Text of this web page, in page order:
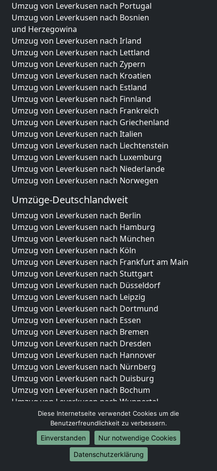
Umzug von Leverkusen nach Portugal
Umzug von Leverkusen nach Bosnien
und Herzegowina
Umzug von Leverkusen nach Irland
Umzug von Leverkusen nach Lettland
Umzug von Leverkusen nach Zypern
Umzug von Leverkusen nach Kroatien
Umzug von Leverkusen nach Estland
Umzug von Leverkusen nach Finnland
Umzug von Leverkusen nach Frankreich
Umzug von Leverkusen nach Griechenland
Umzug von Leverkusen nach Italien
Umzug von Leverkusen nach Liechtenstein
Umzug von Leverkusen nach Luxemburg
Umzug von Leverkusen nach Niederlande
Umzug von Leverkusen nach Norwegen
Umzüge-Deutschlandweit
Umzug von Leverkusen nach Berlin
Umzug von Leverkusen nach Hamburg
Umzug von Leverkusen nach München
Umzug von Leverkusen nach Köln
Umzug von Leverkusen nach Frankfurt am Main
Umzug von Leverkusen nach Stuttgart
Umzug von Leverkusen nach Düsseldorf
Umzug von Leverkusen nach Leipzig
Umzug von Leverkusen nach Dortmund
Umzug von Leverkusen nach Essen
Umzug von Leverkusen nach Bremen
Umzug von Leverkusen nach Dresden
Umzug von Leverkusen nach Hannover
Umzug von Leverkusen nach Nürnberg
Umzug von Leverkusen nach Duisburg
Umzug von Leverkusen nach Bochum
Umzug von Leverkusen nach Wuppertal
Umzug von Leverkusen nach Bielefeld
Umzug von Leverkusen nach Bonn
Umzug von Leverkusen nach Münster
Internationale-Umzüge
Diese Internetseite verwendet Cookies um die
Benutzerfreundlichkeit zu verbessern.
Einverstanden
Nur notwendige Cookies
Datenschutzerklärung